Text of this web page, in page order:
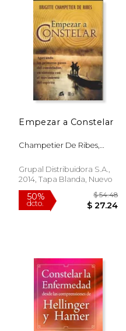
$ 17.67
Empezar a Constelar
Champetier De Ribes,
Grupal Distribuidora S.A.,
2014, Tapa Blanda, Nuevo